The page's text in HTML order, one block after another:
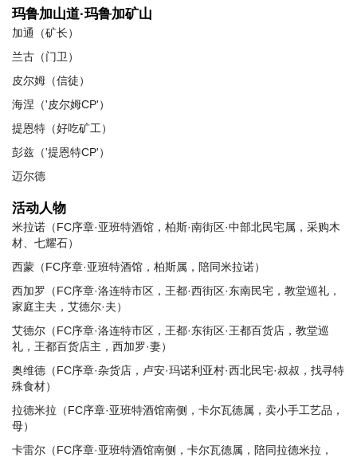
玛鲁加山道·玛鲁加矿山
加通（矿长）
兰古（门卫）
皮尔姆（信徒）
海涅（'皮尔姆CP'）
提恩特（好吃矿工）
彭兹（'提恩特CP'）
迈尔德
活动人物
米拉诺（FC序章·亚班特酒馆，柏斯·南街区·中部北民宅属，采购木
材、七耀石）
西蒙（FC序章·亚班特酒馆，柏斯属，陪同米拉诺）
西加罗（FC序章·洛连特市区，王都·西街区·东南民宅，教堂巡礼，
家庭主夫，艾德尔·夫）
艾德尔（FC序章·洛连特市区，王都·东街区·王都百货店，教堂巡
礼，王都百货店主，西加罗·妻）
奥维德（FC序章·杂货店，卢安·玛诺利亚村·西北民宅·叔叔，找寻特
殊食材）
拉德米拉（FC序章·亚班特酒馆南侧，卡尔瓦德属，卖小手工艺品，
母）
卡雷尔（FC序章·亚班特酒馆南侧，卡尔瓦德属，陪同拉德米拉，